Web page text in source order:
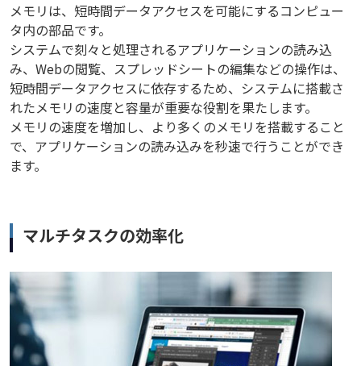
メモリは、短時間データアクセスを可能にするコンピュー
タ内の部品です。
システムで刻々と処理されるアプリケーションの読み込
み、Webの閲覧、スプレッドシートの編集などの操作は、
短時間データアクセスに依存するため、システムに搭載さ
れたメモリの速度と容量が重要な役割を果たします。
メモリの速度を増加し、より多くのメモリを搭載すること
で、アプリケーションの読み込みを秒速で行うことができ
ます。
マルチタスクの効率化